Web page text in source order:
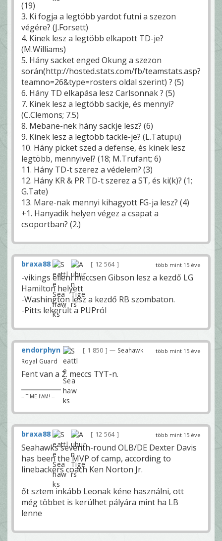
(19)
3. Ki fogja a legtöbb yardot futni a szezon
végére? (J.Forsett)
4. Kinek lesz a legtöbb elkapott TD-je?
(M.Williams)
5. Hány sacket enged Okung a szezon
során(http://hosted.stats.com/fb/teamstats.asp?
teamno=26&type=rosters oldal szerint) ? (5)
6. Hány TD elkapása lesz Carlsonnak ? (5)
7. Kinek lesz a legtöbb sackje, és mennyi?
(C.Clemons; 7.5)
8. Mebane-nek hány sackje lesz? (6)
9. Kinek lesz a legtöbb tackle-je? (L.Tatupu)
10. Hány picket szed a defense, és kinek lesz
legtöbb, mennyivel? (18; M.Trufant; 6)
11. Hány TD-t szerez a védelem? (3)
12. Hány KR & PR TD-t szerez a ST, és ki(k)? (1;
G.Tate)
13. Mare-nak mennyi kihagyott FG-ja lesz? (4)
+1. Hanyadik helyen végez a csapat a
csoportban? (2.)
több mint 15 éve
braxa88 12 564
-vikings elleni meccsen Gibson lesz a kezdő LG
Hamilton helyett
-Washington lesz a kezdő RB szombaton.
-Pitts lekerült a PUPról
több mint 15 éve
endorphyn 1 850
— Seahawk
Royal Guard
Fent van a 2. meccs TYT-n.
-- TIME I'AM! --
több mint 15 éve
braxa88 12 564
Seahawks seventh-round OLB/DE Dexter Davis
has been the MVP of camp, according to
linebackers coach Ken Norton Jr.
őt sztem inkább Leonak kéne használni, ott
még többet is kerülhet pályára mint ha LB
lenne